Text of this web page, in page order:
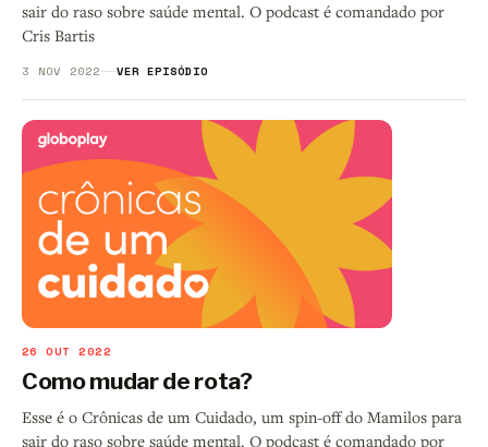
sair do raso sobre saúde mental. O podcast é comandado por
Cris Bartis
3 NOV 2022 VER EPISÓDIO
26 OUT 2022
Como mudar de rota?
Esse é o Crônicas de um Cuidado, um spin-off do Mamilos para
sair do raso sobre saúde mental. O podcast é comandado por